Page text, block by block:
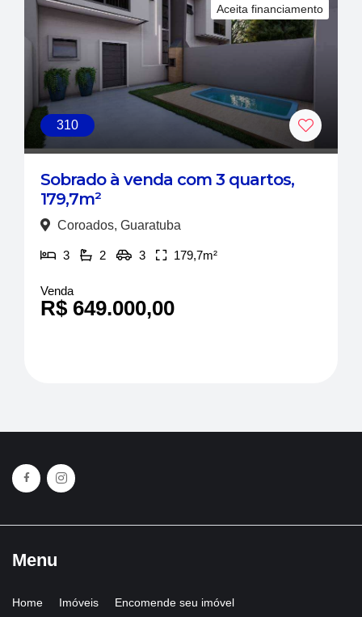
Aceita financiamento
310
Sobrado à venda com 3 quartos,
179,7m²
Coroados, Guaratuba
3 2 3 179,7m²
Venda
R$ 649.000,00
Menu
Home Imóveis Encomende seu imóvel